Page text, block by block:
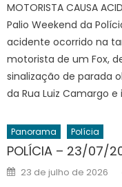
MOTORISTA CAUSA
Palio Weekend da
acidente ocorrido na
motorista de um Fox,
sinalização de parada
da Rua Luiz Camargo e
Panorama Polícia
POLÍCIA – 23/07/
Posted
on
23 de julho de 2026